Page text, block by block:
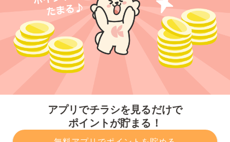
アプリでチラシを見るだけで
ポイントが貯まる！